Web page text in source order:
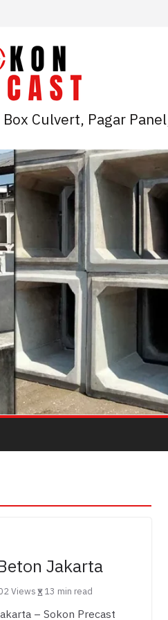
Culvert, Pagar
Jakarta
Views 13 min read
– Sokon Precast